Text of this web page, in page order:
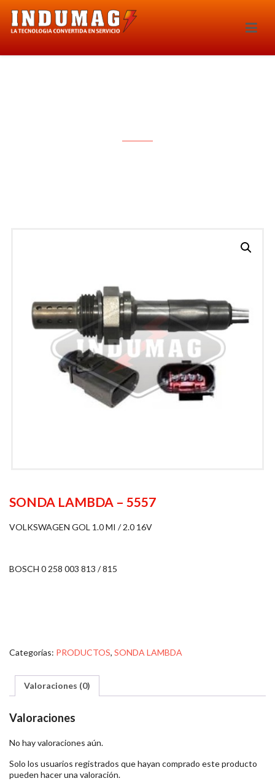
SONDA LAMBDA – 5557
VOLKSWAGEN GOL 1.0 MI / 2.0 16V
BOSCH 0 258 003 813 / 815
Categorías: PRODUCTOS, SONDA LAMBDA
Valoraciones (0)
Valoraciones
No hay valoraciones aún.
Solo los usuarios registrados que hayan comprado este producto
pueden hacer una valoración.